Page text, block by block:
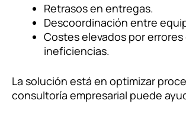
Retrasos en entregas.
Descoordinación entre
Costes elevados por errores
ineficiencias.
La solución está en optimizar
consultoría empresarial puede